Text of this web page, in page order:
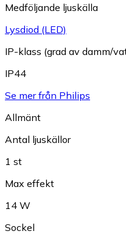
Medföljande ljuskälla
Lysdiod (LED)
IP-klass (grad av damm/
IP44
Se mer från Philips
Allmänt
Antal ljuskällor
1 st
Max effekt
14 W
Sockel